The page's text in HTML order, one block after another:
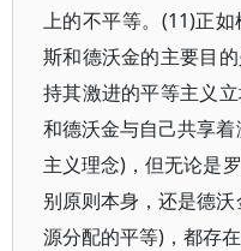
上的不平等。(11)正
斯和德沃金的主要目
持其激进的平等主义
和德沃金与自己共享
主义理念)，但无论是
别原则本身，还是德
源分配的平等)，都存